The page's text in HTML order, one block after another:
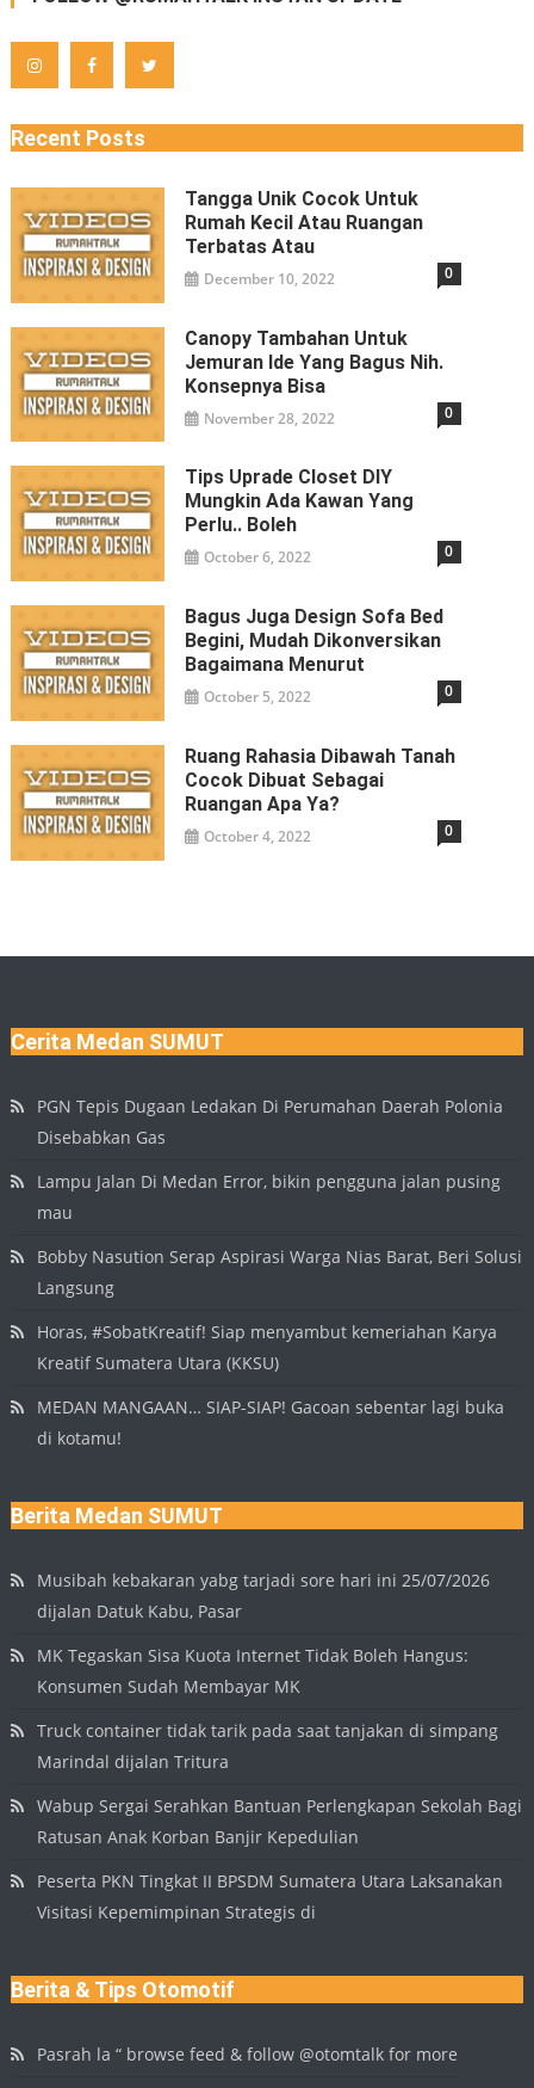
Recent Posts
Tangga Unik Cocok Untuk
Rumah Kecil Atau Ruangan
Terbatas Atau
December 10, 2022 0
Canopy Tambahan Untuk
Jemuran Ide Yang Bagus Nih.
Konsepnya Bisa
November 28, 2022 0
Tips Uprade Closet DIY
Mungkin Ada Kawan Yang
Perlu.. Boleh
October 6, 2022 0
Bagus Juga Design Sofa Bed
Begini, Mudah Dikonversikan
Bagaimana Menurut
October 5, 2022 0
Ruang Rahasia Dibawah Tanah
Cocok Dibuat Sebagai
Ruangan Apa Ya?
October 4, 2022 0
Cerita Medan SUMUT
PGN Tepis Dugaan Ledakan Di Perumahan Daerah Polonia
Disebabkan Gas
Lampu Jalan Di Medan Error, bikin pengguna jalan pusing
mau
Bobby Nasution Serap Aspirasi Warga Nias Barat, Beri Solusi
Langsung
Horas, #SobatKreatif! Siap menyambut kemeriahan Karya
Kreatif Sumatera Utara (KKSU)
MEDAN MANGAAN… SIAP-SIAP! Gacoan sebentar lagi buka
di kotamu!
Berita Medan SUMUT
Musibah kebakaran yabg tarjadi sore hari ini 25/07/2026
dijalan Datuk Kabu, Pasar
MK Tegaskan Sisa Kuota Internet Tidak Boleh Hangus:
Konsumen Sudah Membayar MK
Truck container tidak tarik pada saat tanjakan di simpang
Marindal dijalan Tritura
Wabup Sergai Serahkan Bantuan Perlengkapan Sekolah Bagi
Ratusan Anak Korban Banjir Kepedulian
Peserta PKN Tingkat II BPSDM Sumatera Utara Laksanakan
Visitasi Kepemimpinan Strategis di
Berita & Tips Otomotif
Pasrah la “ browse feed & follow @otomtalk for more